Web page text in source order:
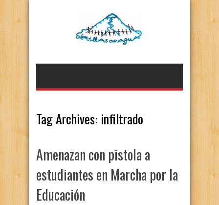
Tag Archives: infiltrado
Amenazan con pistola a
estudiantes en Marcha por la
Educación